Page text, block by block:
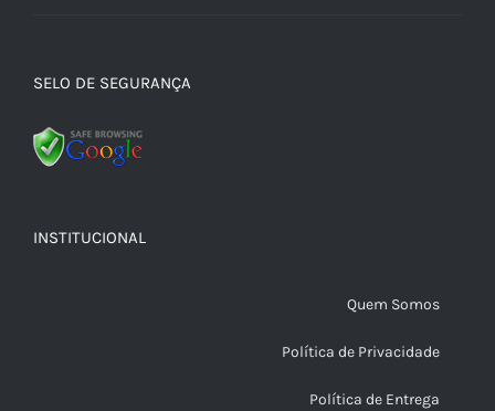
SELO DE SEGURANÇA
INSTITUCIONAL
Quem Somos
Política de Privacidade
Política de Entrega